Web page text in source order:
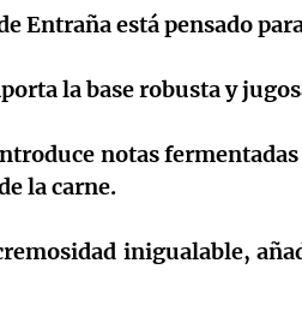
Entraña está pensado
la base robusta y
notas
la carne.
inigualable,